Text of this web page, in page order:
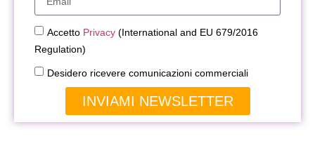
Accetto Privacy (International and EU 679/2016
Regulation)
Desidero ricevere comunicazioni commerciali
INVIAMI NEWSLETTER